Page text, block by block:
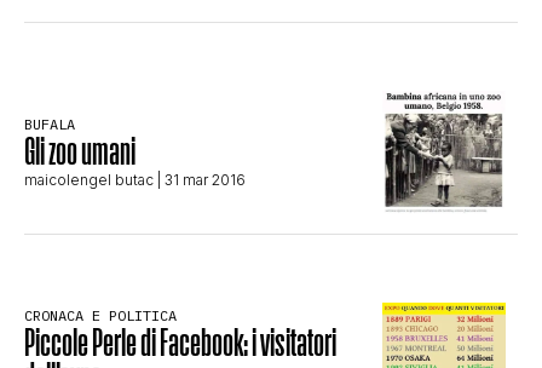
STORIA E CITAZIONI
COMPLOTTI, LEGGENDE URBANE ED
BUFALA
Gli zoo umani
maicolengel butac | 31 mar 2016
CRONACA E POLITICA
Piccole Perle di Facebook: i visitatori